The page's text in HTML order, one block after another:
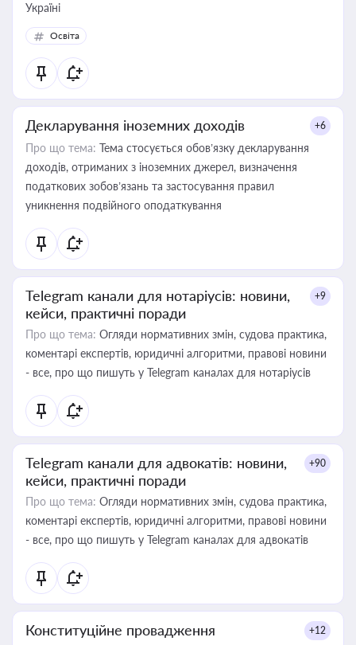
Україні
Освіта
Декларування іноземних доходів +6
Про що тема: Тема стосується обов’язку декларування
доходів, отриманих з іноземних джерел, визначення
податкових зобов’язань та застосування правил
уникнення подвійного оподаткування
Telegram канали для нотаріусів: новини,
кейси, практичні поради
+9
Про що тема: Огляди нормативних змін, судова практика,
коментарі експертів, юридичні алгоритми, правові новини
- все, про що пишуть у Telegram каналах для нотаріусів
Telegram канали для адвокатів: новини,
кейси, практичні поради
+90
Про що тема: Огляди нормативних змін, судова практика,
коментарі експертів, юридичні алгоритми, правові новини
- все, про що пишуть у Telegram каналах для адвокатів
Конституційне провадження +12